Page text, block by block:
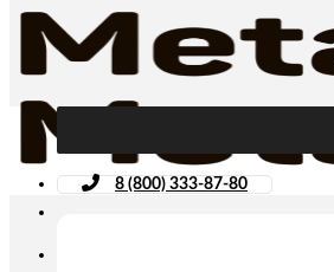
8 (800) 333-87-80